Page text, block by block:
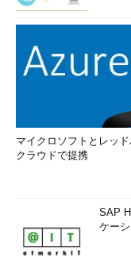
ハイブリッドスリープの設
「スリープ」グループの下
（2）ハイブリッドスリ
うかはここで設定する。ノ
ッテリ駆動」と「電源に接
マイクロソフトとレッ
クラウドで提携
SAP
ケー